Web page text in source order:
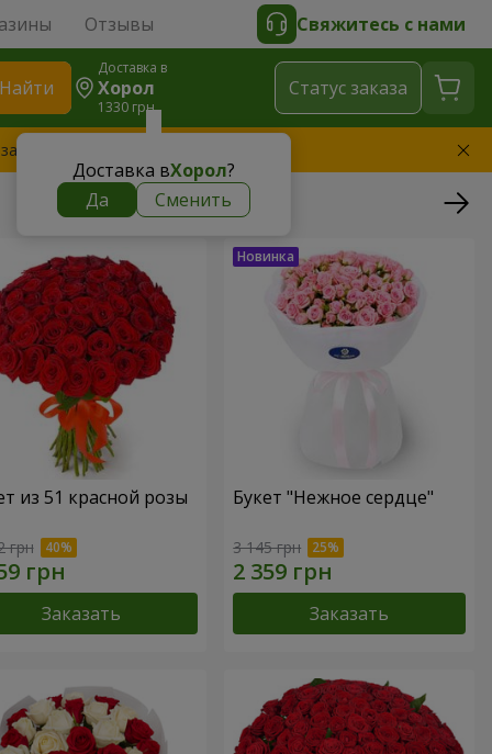
Отзывы Свяжитесь с нами
Найти
Доставка в
Хорол
1330 грн
Доставка вХорол?
Да
Сменить
Cтатус заказа
букет
из 51 красной розы
грн
Заказать
Букет "Нежное сердце"
3 145 грн
Заказать